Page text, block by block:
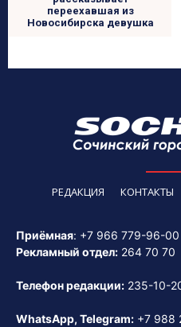
переехавшая из
Новосибирска девушка
РЕДАКЦИЯ КОНТАКТЫ
Приёмная: +7 966 779-96-00
Рекламный отдел: 264 70 70
Телефон редакции: 235-10-
WhatsApp, Telegram: +7 988